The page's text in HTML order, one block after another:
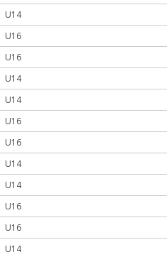
U14
U16
U16
U14
U14
U16
U16
U14
U14
U16
U16
U14